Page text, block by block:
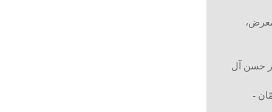
،
حسن آل
-